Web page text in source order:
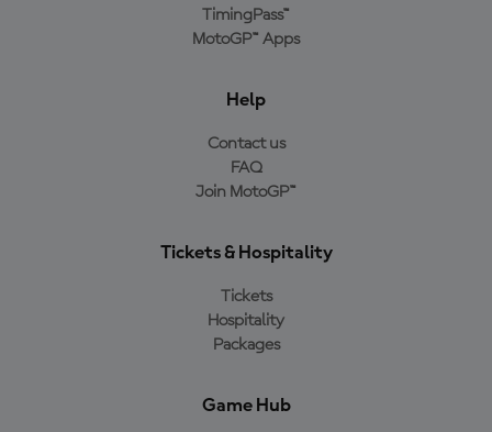
TimingPass™
MotoGP™ Apps
Help
Contact us
FAQ
Join MotoGP™
Tickets & Hospitality
Tickets
Hospitality
Packages
Game Hub